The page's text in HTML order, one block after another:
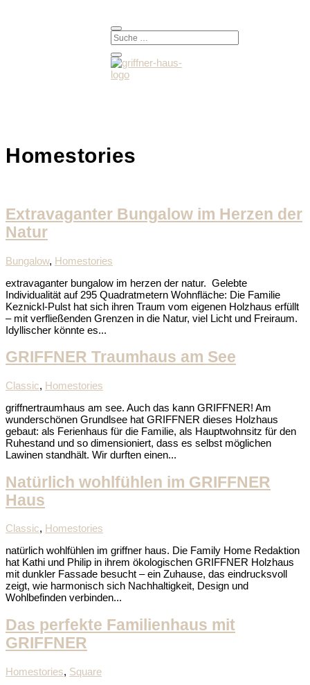
Homestories
Extravaganter Bungalow im Herzen der
Natur
Bungalow, Homestories
extravaganter bungalow im herzen der natur. Gelebte
Individualität auf 295 Quadratmetern Wohnfläche: Die Familie
Keznickl-Pulst hat sich ihren Traum vom eigenen Holzhaus erfüllt
– mit verfließenden Grenzen in die Natur, viel Licht und Freiraum.
Idyllischer könnte es...
GRIFFNER Traumhaus am See
Classic, Homestories
griffnertraumhaus am see. Auch das kann GRIFFNER! Am
wunderschönen Grundlsee hat GRIFFNER dieses Holzhaus
gebaut: als Ferienhaus für die Familie, als Hauptwohnsitz für den
Ruhestand und so dimensioniert, dass es selbst möglichen
Lawinen standhält. Wir durften einen...
Natürlich wohlfühlen im GRIFFNER
Haus
Classic, Homestories
natürlich wohlfühlen im griffner haus. Die Family Home Redaktion
hat Kathi und Philip in ihrem ökologischen GRIFFNER Holzhaus
mit dunkler Fassade besucht – ein Zuhause, das eindrucksvoll
zeigt, wie harmonisch sich Nachhaltigkeit, Design und
Wohlbefinden verbinden...
Das perfekte Familienhaus mit
GRIFFNER
Homestories, Square